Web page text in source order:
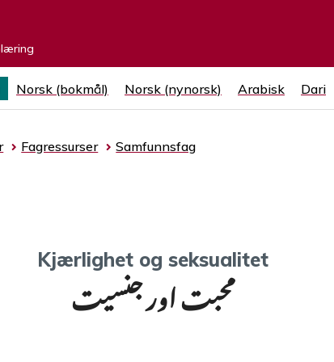
Norsk (bokmål) Norsk (nynorsk) Arabisk Dari
Fagressurser Samfunnsfag
Kjærlighet og seksualitet
محبت اور جنسیت